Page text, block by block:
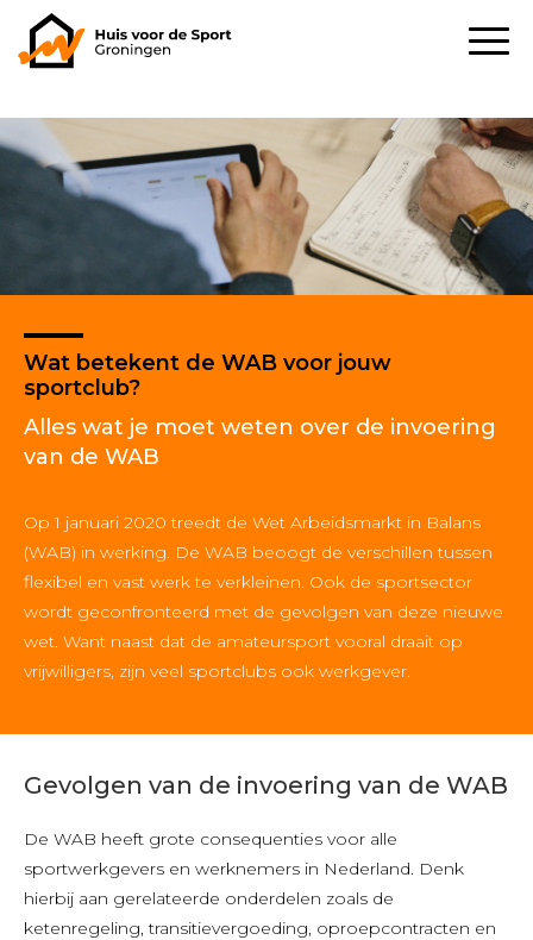
Wat betekent de WAB voor jouw
sportclub?
Alles wat je moet weten over de invoering
van de WAB
Op 1 januari 2020 treedt de Wet Arbeidsmarkt in Balans
(WAB) in werking. De WAB beoogt de verschillen tussen
flexibel en vast werk te verkleinen. Ook de sportsector
wordt geconfronteerd met de gevolgen van deze nieuwe
wet. Want naast dat de amateursport vooral draait op
vrijwilligers, zijn veel sportclubs ook werkgever.
Gevolgen van de invoering van de WAB
De WAB heeft grote consequenties voor alle
sportwerkgevers en werknemers in Nederland. Denk
hierbij aan gerelateerde onderdelen zoals de
ketenregeling, transitievergoeding, oproepcontracten en